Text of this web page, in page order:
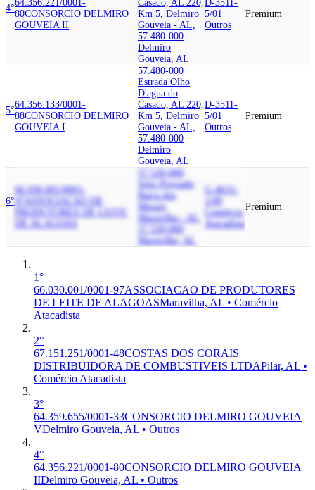
4°
64.356.221/0001-
80CONSORCIO DELMIRO
GOUVEIA II
Casado, AL 220,
Km 5, Delmiro
Gouveia - AL,
57.480-000
Delmiro
Gouveia, AL
D-3511-
5/01
Outros
Premium
5°
64.356.133/0001-
88CONSORCIO DELMIRO
GOUVEIA I
57.480-000
Estrada Olho
D'agua do
Casado, AL 220,
Km 5, Delmiro
Gouveia - AL,
57.480-000
Delmiro
Gouveia, AL
D-3511-
5/01
Outros
Premium
6°
66.030.001/0001-
ASSOCIACAO DE
PRODUTORES DE LEITE
DE ALAGOAS
57.520-000
Sitio Povoado
Barra dos
Morais,
Maravilha - AL,
57.520-000
Maravilha, AL
G-4631-
1/00
Comércio
Atacadista
Premium
1°
66.030.001/0001-97ASSOCIACAO DE PRODUTORES
DE LEITE DE ALAGOASMaravilha, AL • Comércio
Atacadista
2°
67.151.251/0001-48COSTAS DOS CORAIS
DISTRIBUIDORA DE COMBUSTIVEIS LTDAPilar, AL •
Comércio Atacadista
3°
64.359.655/0001-33CONSORCIO DELMIRO GOUVEIA
VDelmiro Gouveia, AL • Outros
4°
64.356.221/0001-80CONSORCIO DELMIRO GOUVEIA
IIDelmiro Gouveia, AL • Outros